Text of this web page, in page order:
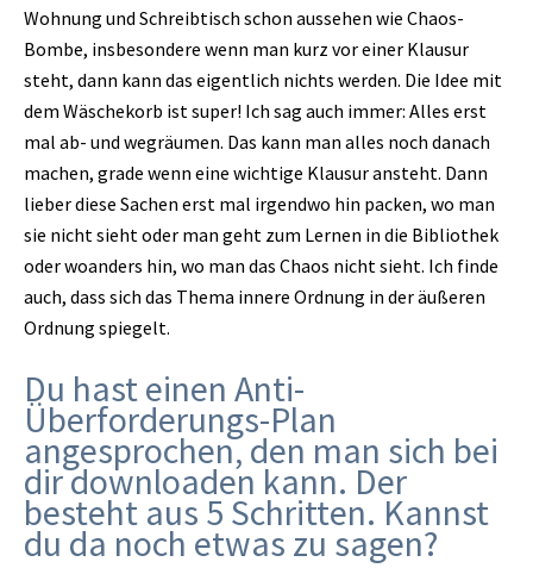
Wohnung und Schreibtisch schon aussehen wie Chaos-
Bombe, insbesondere wenn man kurz vor einer Klausur
steht, dann kann das eigentlich nichts werden. Die Idee mit
dem Wäschekorb ist super! Ich sag auch immer: Alles erst
mal ab- und wegräumen. Das kann man alles noch danach
machen, grade wenn eine wichtige Klausur ansteht. Dann
lieber diese Sachen erst mal irgendwo hin packen, wo man
sie nicht sieht oder man geht zum Lernen in die Bibliothek
oder woanders hin, wo man das Chaos nicht sieht. Ich finde
auch, dass sich das Thema innere Ordnung in der äußeren
Ordnung spiegelt.
Du hast einen Anti-
Überforderungs-Plan
angesprochen, den man sich bei
dir downloaden kann. Der
besteht aus 5 Schritten. Kannst
du da noch etwas zu sagen?